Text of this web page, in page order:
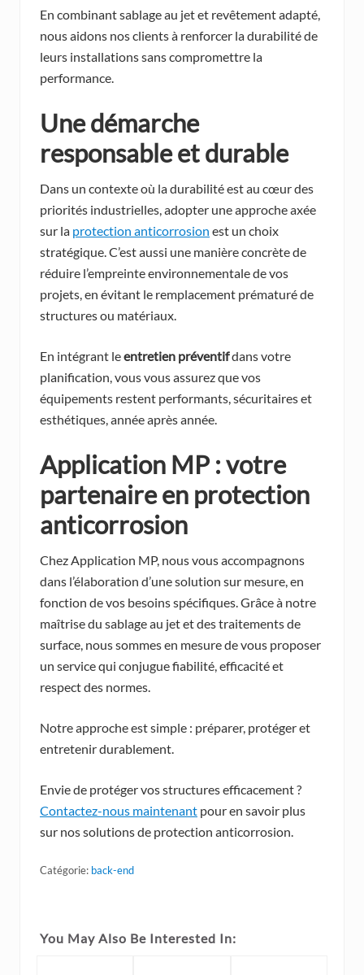
En combinant sablage au jet et revêtement adapté,
nous aidons nos clients à renforcer la durabilité de
leurs installations sans compromettre la
performance.
Une démarche
responsable et durable
Dans un contexte où la durabilité est au cœur des
priorités industrielles, adopter une approche axée
sur la protection anticorrosion est un choix
stratégique. C’est aussi une manière concrète de
réduire l’empreinte environnementale de vos
projets, en évitant le remplacement prématuré de
structures ou matériaux.
En intégrant leentretien préventifdans votre
planification, vous vous assurez que vos
équipements restent performants, sécuritaires et
esthétiques, année après année.
Application MP : votre
partenaire en protection
anticorrosion
Chez Application MP, nous vous accompagnons
dans l’élaboration d’une solution sur mesure, en
fonction de vos besoins spécifiques. Grâce à notre
maîtrise du sablage au jet et des traitements de
surface, nous sommes en mesure de vous proposer
un service qui conjugue fiabilité, efficacité et
respect des normes.
Notre approche est simple : préparer, protéger et
entretenir durablement.
Envie de protéger vos structures efficacement ?
Contactez-nous maintenant pour en savoir plus
sur nos solutions de protection anticorrosion.
Catégorie: back-end
You May Also Be Interested In: